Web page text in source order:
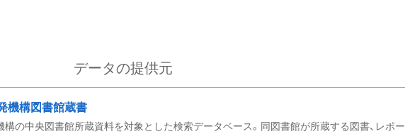
データの提供元
機構図書館蔵書
構の中央図書館所蔵資料を対象とした検索データベース。同図書館が所蔵する図書、レポー